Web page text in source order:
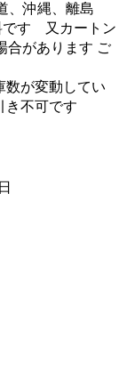
、沖縄、離島
です 又カートン
があります ご
数が変動してい
き不可です